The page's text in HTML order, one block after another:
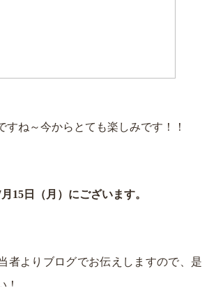
すね～今からとても楽しみです！！
15日（月）にございます。
者よりブログでお伝えしますので、是